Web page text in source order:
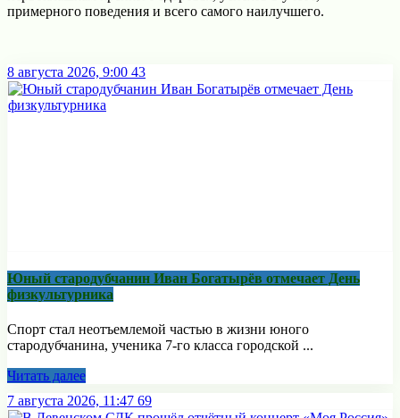
примерного поведения и всего самого наилучшего.
8 августа 2026, 9:00 43
Юный стародубчанин Иван Богатырёв отмечает День
физкультурника
Спорт стал неотъемлемой частью в жизни юного
стародубчанина, ученика 7-го класса городской ...
Читать далее
7 августа 2026, 11:47 69